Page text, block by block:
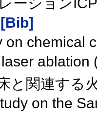
[Bib]
on chemical
ablation
と関連する
on the